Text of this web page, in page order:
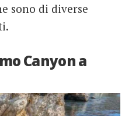
sono di diverse
Canyon a